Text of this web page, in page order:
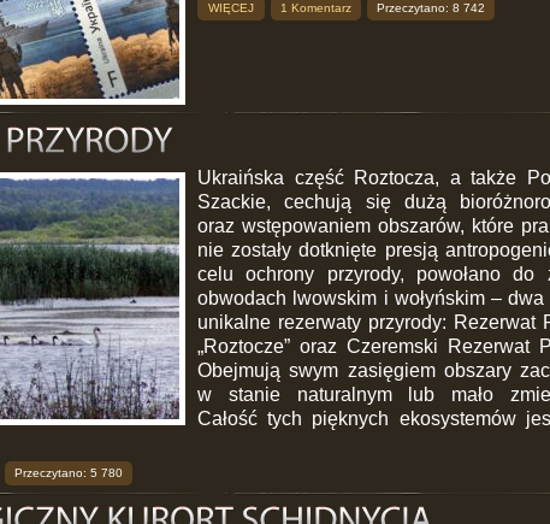
WIĘCEJ 1 Komentarz Przeczytano: 8 742
Ukraińska część Roztocza, a także
Szackie, cechują się dużą
oraz wstępowaniem obszarów, które
nie zostały dotknięte presją
celu ochrony przyrody, powołano do
obwodach lwowskim i wołyńskim –
unikalne rezerwaty przyrody: Rezerwat
„Roztocze” oraz Czeremski Rezerwat
Obejmują swym zasięgiem obszary
w stanie naturalnym lub mało
Całość tych pięknych ekosystemów
Przeczytano: 5 780